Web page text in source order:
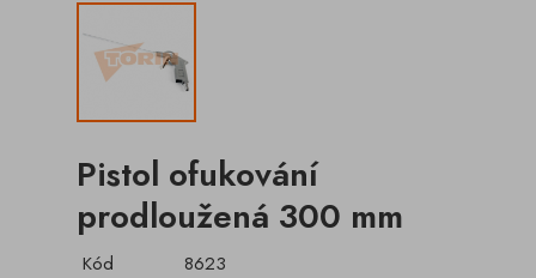
Pistol ofukování
prodloužená 300 mm
Kód
8623